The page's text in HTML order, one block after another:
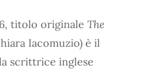
titolo originale The
Iacomuzio) è il
scrittrice inglese